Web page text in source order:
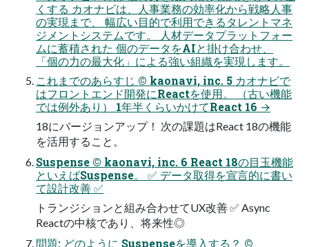
くする カオナビは、⼈事業務の効率化から戦略⼈事
の実現まで、 幅広い⽬的で利⽤できるタレントマネ
ジメントシステムです。 ⼈材データプラットフォー
ムに蓄積された 個のデータをAIと掛け合わせ、
「個の⼒の最⼤化」による強い組織を実現します。
これまでのあらすじ © kaonavi, inc. 5 カオナビで
はフロントエンド開発にReactを使用。 （古い機能
では例外あり） 1年半くらいかけてReact 16 →
18にバージョンアップ！ 次の課題はReact 18の機能
を活用すること。
Suspense © kaonavi, inc. 6 React 18の目玉機能
といえばSuspense。 ✅ データ取得を宣言的に書い
て設計改善 ✅
トランジションと組み合わせてUX改善 ✅ Async
Reactの中核であり、将来性◎
問題: どのように Suspenseを導入する？ ©